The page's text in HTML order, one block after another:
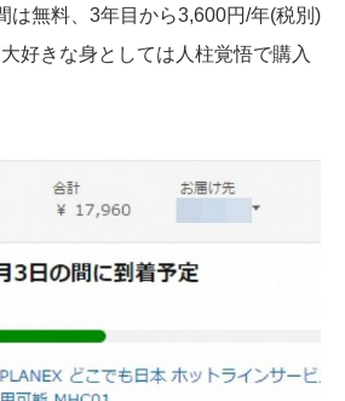
は無料、3年目から3,600円/年(税別)
好きな身としては人柱覚悟で購入